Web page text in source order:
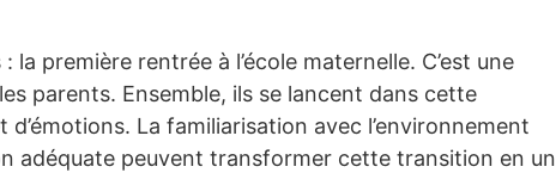
première rentrée à l’école maternelle. C’est une
parents. Ensemble, ils se lancent dans cette
La familiarisation avec l’environnement
adéquate peuvent transformer cette transition en un